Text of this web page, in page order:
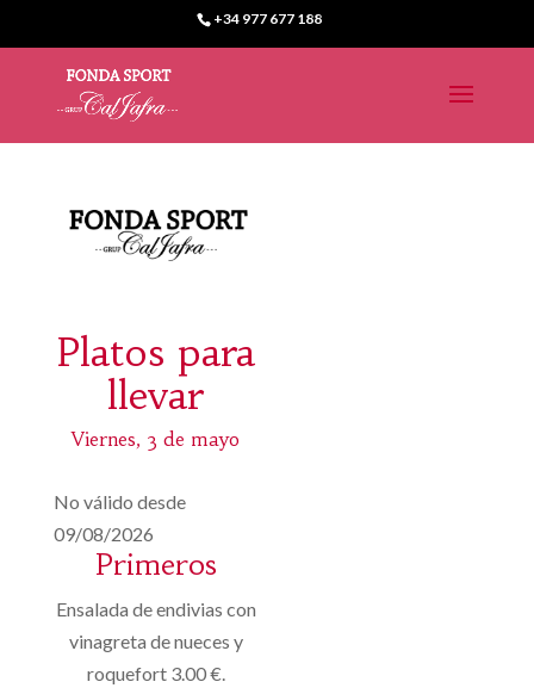
+34 977 677 188
Platos para
llevar
Viernes, 3 de mayo
No válido desde
09/08/2026
Primeros
Ensalada de endivias con
vinagreta de nueces y
roquefort 3.00 €.